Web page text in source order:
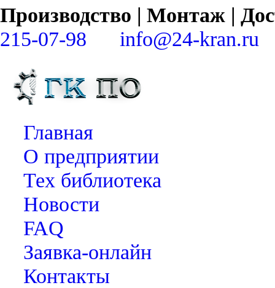
Производство | Монтаж |
215-07-98
info@24-kran.ru
Главная
О предприятии
Тех библиотека
Новости
FAQ
Заявка-онлайн
Контакты